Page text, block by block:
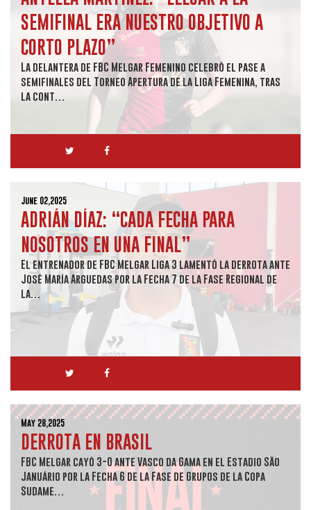
SEMIFINAL ERA NUESTRO OBJETIVO A
CORTO PLAZO”
La delantera de FBC Melgar Femenino celebró el pase a
semifinales del Torneo Apertura de la Liga Femenina, tras
la cont…
June 02,2025
ADRIÁN DÍAZ: “CADA FECHA PARA
NOSOTROS EN UNA FINAL”
El entrenador de FBC Melgar Liga 3 lamentó la derrota ante
José María Arguedas por la Fecha 7 de la Fase Regional de
la…
May 28,2025
DERROTA EN BRASIL
FBC Melgar cayó 3-0 ante Vasco da Gama en el Estadio São
Januário por la Fecha 6 de la Fase de Grupos de la Copa
Sudame…